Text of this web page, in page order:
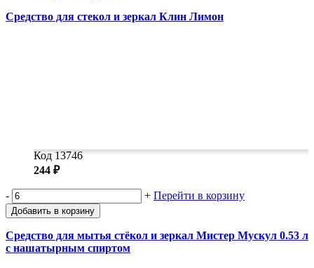
Средство для стекол и зеркал Клин Лимон
Код 13746
244 ₽
- + Перейти в корзину
Добавить в корзину
Средство для мытья стёкол и зеркал Мистер Мускул 0.53 л
с нашатырным спиртом